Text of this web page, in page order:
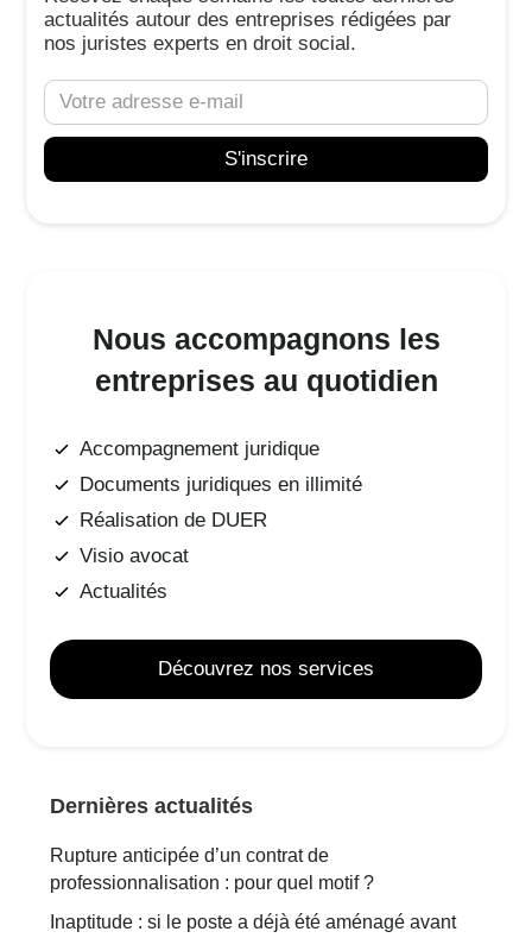
actualités autour des entreprises rédigées par
nos juristes experts en droit social.
Nous accompagnons les
entreprises au quotidien
Accompagnement juridique
Documents juridiques en illimité
Réalisation de DUER
Visio avocat
Actualités
Découvrez nos services
Dernières actualités
Rupture anticipée d’un contrat de
professionnalisation : pour quel motif ?
Inaptitude : si le poste a déjà été aménagé avant